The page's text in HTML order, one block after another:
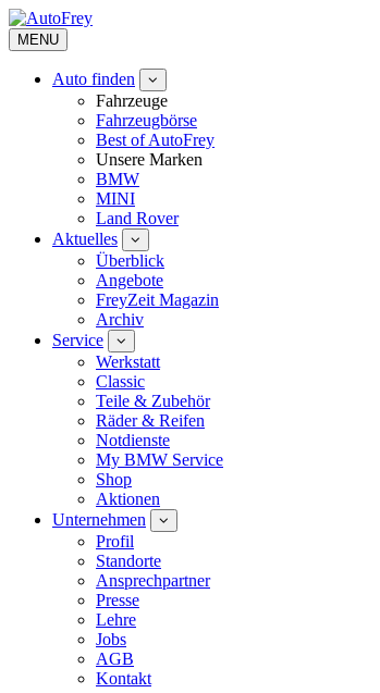
MENU
Auto finden
Fahrzeuge
Fahrzeugbörse
Best of AutoFrey
Unsere Marken
BMW
MINI
Land Rover
Aktuelles
Überblick
Angebote
FreyZeit Magazin
Archiv
Service
Werkstatt
Classic
Teile & Zubehör
Räder & Reifen
Notdienste
My BMW Service
Shop
Aktionen
Unternehmen
Profil
Standorte
Ansprechpartner
Presse
Lehre
Jobs
AGB
Kontakt